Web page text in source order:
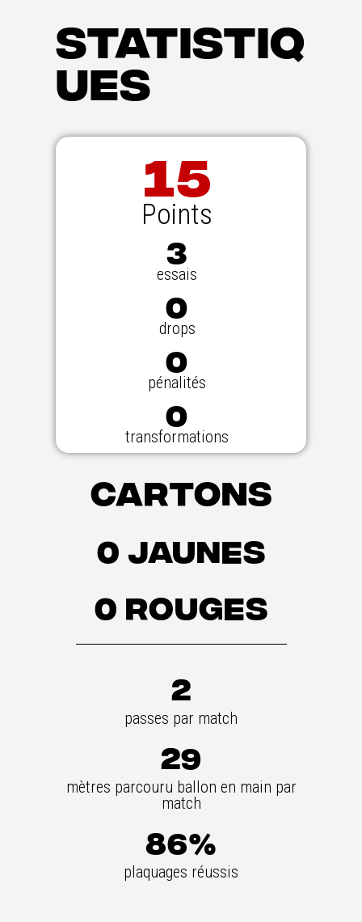
STATISTIQ
UES
15
Points
3
essais
0
drops
0
pénalités
0
transformations
Cartons
0 jaunes
0 rouges
2
passes par match
29
mètres parcouru ballon en main par
match
86%
plaquages réussis